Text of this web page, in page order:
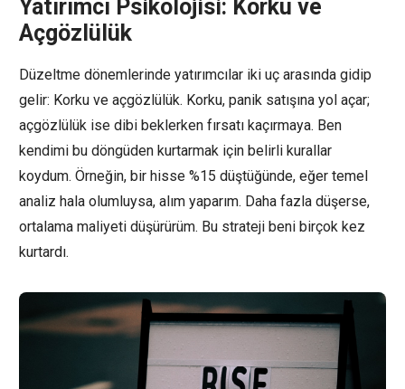
Yatırımcı Psikolojisi: Korku ve
Açgözlülük
Düzeltme dönemlerinde yatırımcılar iki uç arasında gidip
gelir: Korku ve açgözlülük. Korku, panik satışına yol açar;
açgözlülük ise dibi beklerken fırsatı kaçırmaya. Ben
kendimi bu döngüden kurtarmak için belirli kurallar
koydum. Örneğin, bir hisse %15 düştüğünde, eğer temel
analiz hala olumluysa, alım yaparım. Daha fazla düşerse,
ortalama maliyeti düşürürüm. Bu strateji beni birçok kez
kurtardı.